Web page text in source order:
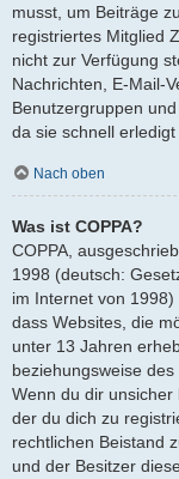
musst, um Beiträge
registriertes Mitglied
nicht zur Verfügung
Nachrichten, E-Mail-
Benutzergruppen
da sie schnell
Nach oben
Was ist COPPA?
COPPA,
1998 (deutsch:
im Internet von
dass Websites, die
unter 13 Jahren
beziehungsweise
Wenn du dir
der du dich zu
rechtlichen Beistand
und der Besitzer